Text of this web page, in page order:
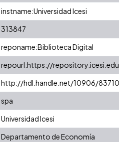
instname:Universidad Icesi
313847
reponame:Biblioteca Digital
repourl:https://
http://hdl.handle.net/10906/83710
spa
Universidad Icesi
Departamento de Economía